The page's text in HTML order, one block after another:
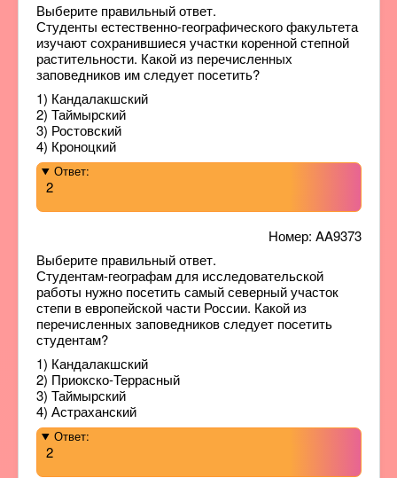
Выберите правильный ответ.
Студенты естественно-географического факультета
изучают сохранившиеся участки коренной степной
растительности. Какой из перечисленных
заповедников им следует посетить?
1) Кандалакшский
2) Таймырский
3) Ростовский
4) Кроноцкий
Ответ:
2
Номер: AA9373
Выберите правильный ответ.
Студентам-географам для исследовательской
работы нужно посетить самый северный участок
степи в европейской части России. Какой из
перечисленных заповедников следует посетить
студентам?
1) Кандалакшский
2) Приокско-Террасный
3) Таймырский
4) Астраханский
Ответ:
2